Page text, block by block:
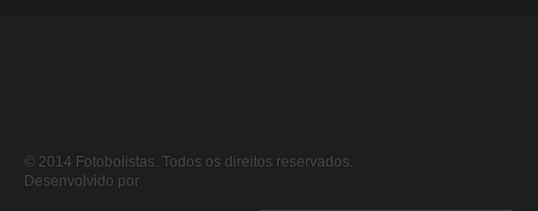
© 2014 Fotobolistas. Todos os direitos reservados.
Desenvolvido por